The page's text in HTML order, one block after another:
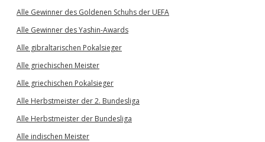
Alle Gewinner des Goldenen Schuhs der UEFA
Alle Gewinner des Yashin-Awards
Alle gibraltarischen Pokalsieger
Alle griechischen Meister
Alle griechischen Pokalsieger
Alle Herbstmeister der 2. Bundesliga
Alle Herbstmeister der Bundesliga
Alle indischen Meister